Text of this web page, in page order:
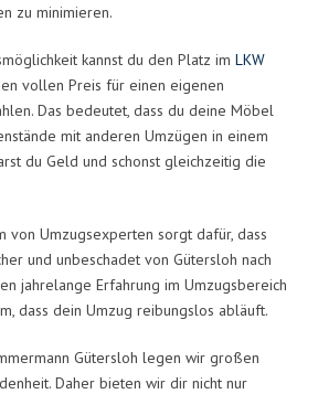
zu minimieren.
kannst du den Platz im LKW
vollen Preis für einen eigenen
Das bedeutet, dass du deine Möbel
mit anderen Umzügen in einem
du Geld und schonst gleichzeitig die
von Umzugsexperten sorgt dafür, dass
und unbeschadet von Gütersloh nach
jahrelange Erfahrung im Umzugsbereich
dass dein Umzug reibungslos abläuft.
Gütersloh legen wir großen
Daher bieten wir dir nicht nur